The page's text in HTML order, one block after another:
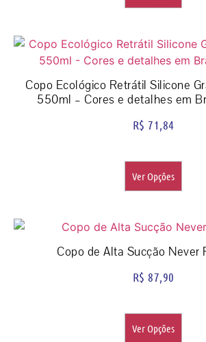
Copo Ecológico Retrátil Silicone
550ml – Cores e detalhes em
R$ 71,84
Ver Opções
Copo de Alta Sucção Never
R$ 87,90
Ver Opções